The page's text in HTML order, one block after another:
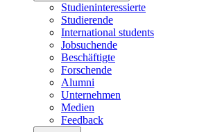
Studieninteressierte
Studierende
International students
Jobsuchende
Beschäftigte
Forschende
Alumni
Unternehmen
Medien
Feedback